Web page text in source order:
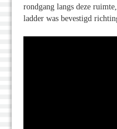
rondgang langs deze
ladder was bevestigd